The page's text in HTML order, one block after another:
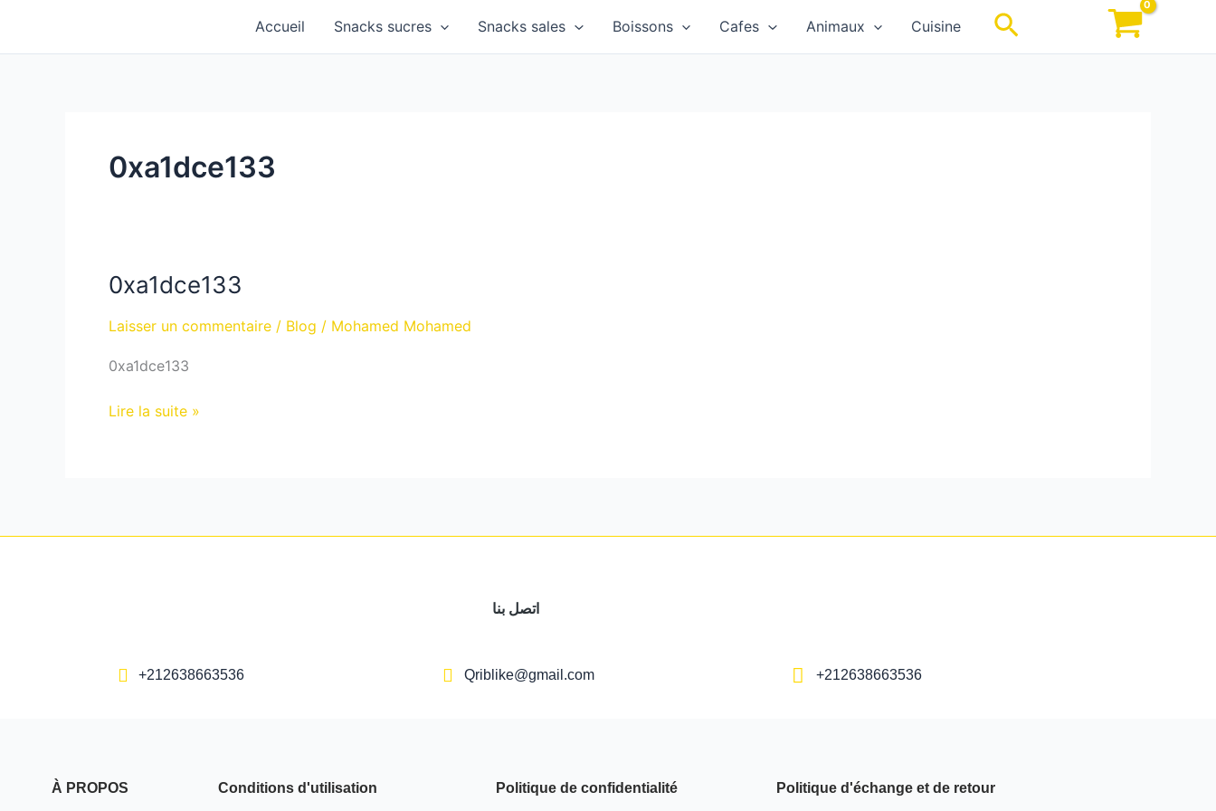
contenu
Accueil Snacks sucres Snacks sales Boissons Cafes Animaux Cuisine Rechercher
0xa1dce133
0xa1dce133
Laisser un commentaire / Blog / Mohamed Mohamed
0xa1dce133
0xa1dce133
Lire la suite »
اتصل بنا
+212638663536 Qriblike@gmail.com +212638663536
À PROPOS Conditions d'utilisation Politique de confidentialité Politique d'échange et de retour